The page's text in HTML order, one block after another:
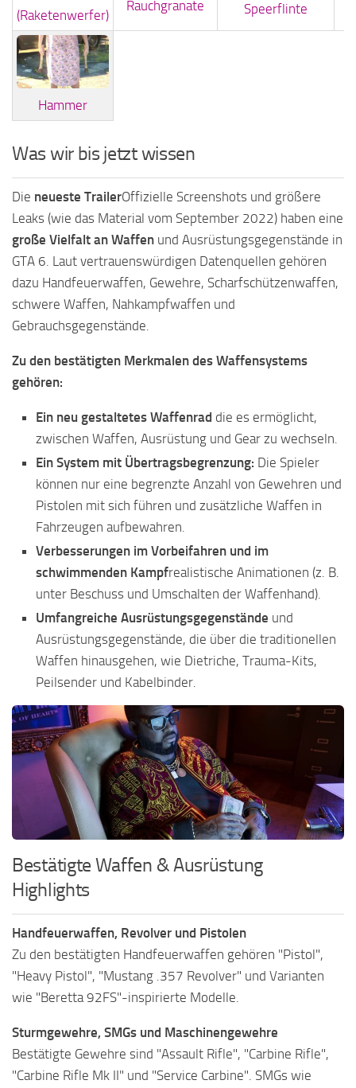
(Raketenwerfer)
Rauchgranate Speerflinte
Hammer
Was wir bis jetzt wissen
Die neueste TrailerOffizielle Screenshots und größere
Leaks (wie das Material vom September 2022) haben eine
große Vielfalt an Waffen und Ausrüstungsgegenstände in
GTA 6. Laut vertrauenswürdigen Datenquellen gehören
dazu Handfeuerwaffen, Gewehre, Scharfschützenwaffen,
schwere Waffen, Nahkampfwaffen und
Gebrauchsgegenstände.
Zu den bestätigten Merkmalen des Waffensystems
gehören:
Ein neu gestaltetes Waffenrad die es ermöglicht,
zwischen Waffen, Ausrüstung und Gear zu wechseln.
Ein System mit Übertragsbegrenzung: Die Spieler
können nur eine begrenzte Anzahl von Gewehren und
Pistolen mit sich führen und zusätzliche Waffen in
Fahrzeugen aufbewahren.
Verbesserungen im Vorbeifahren und im
schwimmenden Kampfrealistische Animationen (z. B.
unter Beschuss und Umschalten der Waffenhand).
Umfangreiche Ausrüstungsgegenstände und
Ausrüstungsgegenstände, die über die traditionellen
Waffen hinausgehen, wie Dietriche, Trauma-Kits,
Peilsender und Kabelbinder.
Bestätigte Waffen & Ausrüstung
Highlights
Handfeuerwaffen, Revolver und Pistolen
Zu den bestätigten Handfeuerwaffen gehören "Pistol",
"Heavy Pistol", "Mustang .357 Revolver" und Varianten
wie "Beretta 92FS"-inspirierte Modelle.
Sturmgewehre, SMGs und Maschinengewehre
Bestätigte Gewehre sind "Assault Rifle", "Carbine Rifle",
"Carbine Rifle Mk II" und "Service Carbine". SMGs wie